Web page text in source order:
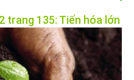
trang 135: Tiến hóa lớn